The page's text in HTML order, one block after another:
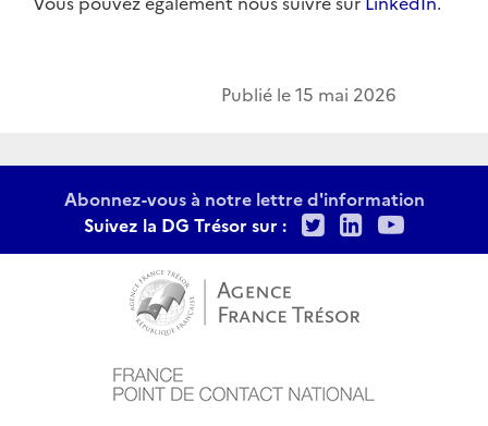
Publié le15 mai 2026
Abonnez-vous à notre lettre d'information
Suivez la DG Trésor sur :
TwitterLinkedIn